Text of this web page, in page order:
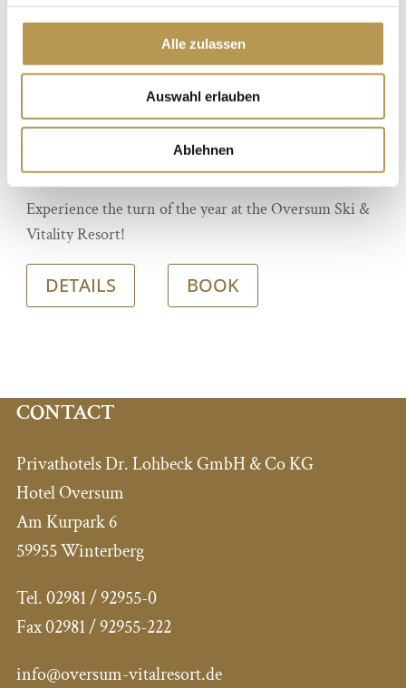
Alle zulassen
Auswahl erlauben
Ablehnen
SILVESTER | from 3 nights
Experience the turn of the year at the Oversum Ski &
Vitality Resort!
DETAILS BOOK
CONTACT
Privathotels Dr. Lohbeck GmbH & Co KG
Hotel Oversum
Am Kurpark 6
59955 Winterberg
Tel.02981 / 92955-0
Fax 02981/ 92955-222
info@oversum-vitalresort.de